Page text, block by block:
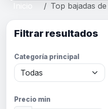
Inicio Top bajadas
Filtrar resultados
Categoría principal
Precio min